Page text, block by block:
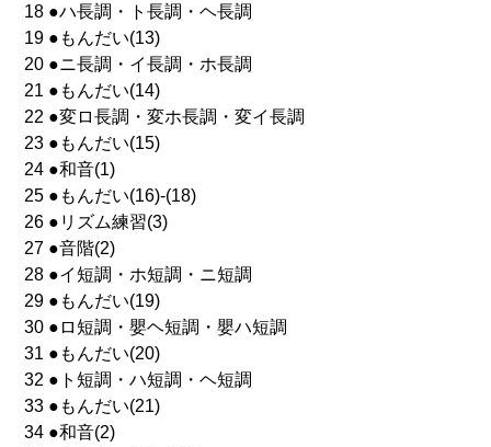
18 ●ハ長調・ト長調・ヘ長調
19 ●もんだい(13)
20 ●ニ長調・イ長調・ホ長調
21 ●もんだい(14)
22 ●変ロ長調・変ホ長調・変イ長調
23 ●もんだい(15)
24 ●和音(1)
25 ●もんだい(16)-(18)
26 ●リズム練習(3)
27 ●音階(2)
28 ●イ短調・ホ短調・ニ短調
29 ●もんだい(19)
30 ●ロ短調・嬰ヘ短調・嬰ハ短調
31 ●もんだい(20)
32 ●ト短調・ハ短調・ヘ短調
33 ●もんだい(21)
34 ●和音(2)